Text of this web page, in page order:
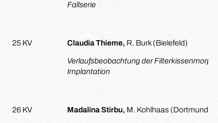
Fallserie
25 KV Claudia Thieme, R. Burk (Bielefeld)
Verlaufsbeobachtung der
Implantation
26 KV Madalina Stirbu, M. Kohlhaas (Dortmund)